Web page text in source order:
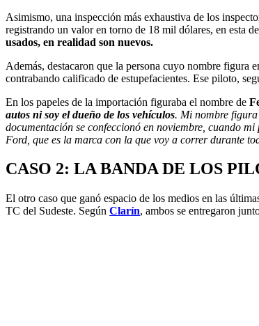
Asimismo, una inspección más exhaustiva de los
registrando un valor en torno de 18 mil dólares, en esta
usados, en realidad son nuevos.
Además, destacaron que la persona cuyo nombre figura
contrabando calificado de estupefacientes. Ese piloto,
En los papeles de la importación figuraba el nombre de
autos ni soy el dueño de los vehículos. Mi nombre
documentación se confeccionó en noviembre, cuando
Ford, que es la marca con la que voy a correr durante
CASO 2: LA BANDA DE LOS
El otro caso que ganó espacio de los medios en las
TC del Sudeste. Según Clarín, ambos se entregaron